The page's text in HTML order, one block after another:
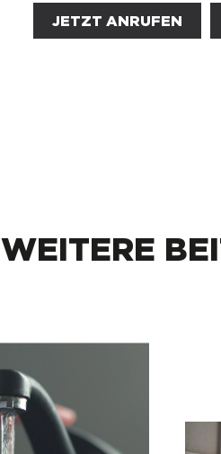
JETZT ANRUFEN
WEITERE